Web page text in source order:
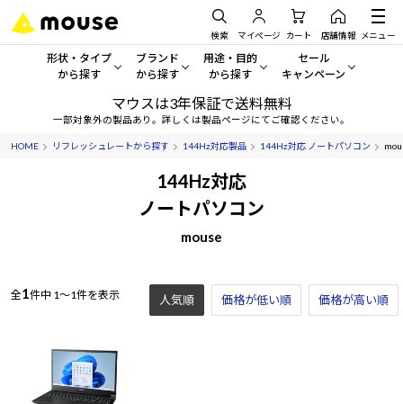
検索 マイページ カート 店舗情報 メニュー
形状・タイプ
から探す
形状・タイプから探す をすべてみる
デスクトップPC
ディスプレイ
ブランド
から探す
mouse
G TUNE
MousePro
用途・目的
から探す
一般向けパソコン
ゲーミングPC・ゲーム向けパソコン
クリエイティブ向け
ビジネス向けパソコン
学習向けパソコン
セール
キャンペーン
セール・キャンペー
期間限定セール
マウスは3年保証で送料無料
一部対象外の製品あり。詳しくは製品ページにてご確認ください。
HOME リフレッシュレートから探す 144Hz対応製品 144Hz対応 ノートパソコン
144Hz対応
ノートパソコン
mouse
全1 件中 1～1件を表示 人気順 価格が低い順 価格が高い順